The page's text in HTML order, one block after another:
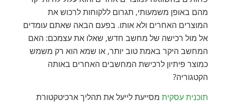
מהם באופן משמעותי, תגרום ללקוחות לרכוש את
המוצרים האחרים ולא אותו. בפעם הבאה שאתם עומדים
אל מול רכישה של מחשב חדש, שאלו את עצמכם: האם
המחשב היקר באמת טוב יותר, או שמא הוא רק משמש
כמוצר פיתיון לרכישת המחשבים האחרים באותה
הקטגוריה?
תוכנית עסקיתמסייעת לייעל את תהליך ארכיטקטורת